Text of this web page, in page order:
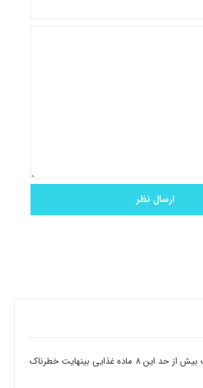
مصرف بیش از حد این 8 ماده غذایی بینهایت خطرناک